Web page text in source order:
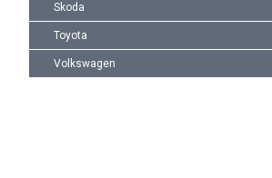
Skoda
Toyota
Volkswagen